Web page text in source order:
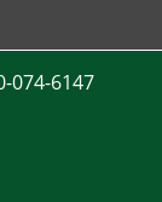
074-6147